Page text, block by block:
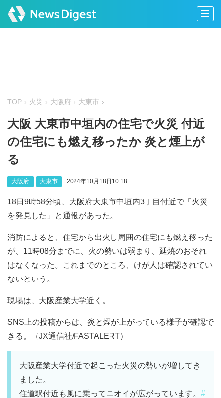
TOP 火災 大阪府 大東市
大阪 大東市中垣内の住宅で火災 付近
の住宅にも燃え移ったか 炎と煙上が
る
大阪府 大東市 2024年10月18日10:18
18日9時58分頃、大阪府大東市中垣内3丁目付近で「火災
を発見した」と通報があった。
消防によると、住宅から出火し周囲の住宅にも燃え移った
が、11時08分までに、火の勢いは弱まり、延焼のおそれ
はなくなった。これまでのところ、けが人は確認されてい
ないという。
現場は、大阪産業大学近く。
SNS上の投稿からは、炎と煙が上がっている様子が確認で
きる。（JX通信社/FASTALERT）
大阪産業大学付近で起こった火災の勢いが増してき
ました。
住道駅付近も風に乗ってニオイが広がっています。 #